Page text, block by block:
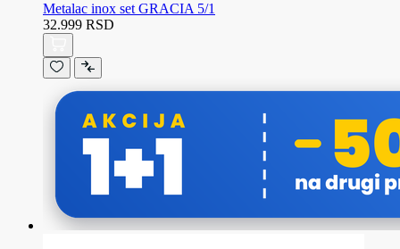
Metalac inox set GRACIA 5/1
32.999 RSD